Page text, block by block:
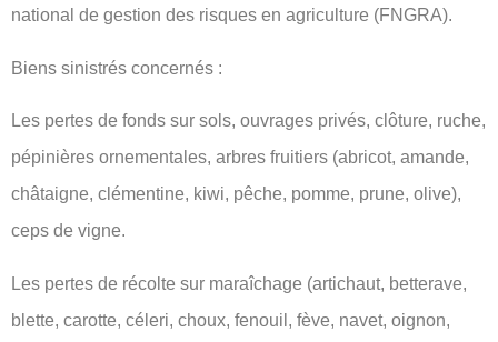
national de gestion des risques en agriculture (FNGRA).
Biens sinistrés concernés :
Les pertes de fonds sur sols, ouvrages privés, clôture, ruche,
pépinières ornementales, arbres fruitiers (abricot, amande,
châtaigne, clémentine, kiwi, pêche, pomme, prune, olive),
ceps de vigne.
Les pertes de récolte sur maraîchage (artichaut, betterave,
blette, carotte, céleri, choux, fenouil, fève, navet, oignon,